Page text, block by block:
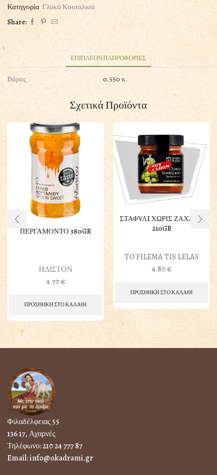
ΖΑΧΑΡΗ
240GR
ποσότητα
Κατηγορία Γλυκά Κουταλιού
Share:
ΕΠΙΠΛΕΟΝ ΠΛΗΡΟΦΟΡΙΕΣ
Βάρος 0.550 κ.
Σχετικά Προϊόντα
ΠΕΡΓΑΜΟΝΤΟ 380GR
ΗΔΙΣΤΟΝ
4.70€
ΠΡΟΣΘΗΚΗ ΣΤΟ ΚΑΛΑΘΙ
ΣΤΑΦΥΛI ΧΩΡΙΣ ΖΑΧΑΡΗ
210GR
TO FILEMA TIS LELAS
4.80€
ΠΡΟΣΘΗΚΗ ΣΤΟ ΚΑΛΑΘΙ
Φιλαδέλφειας 55
136 17, Αχαρνές
Τηλέφωνο:210 24 777 87
Email:info@okadrami.gr